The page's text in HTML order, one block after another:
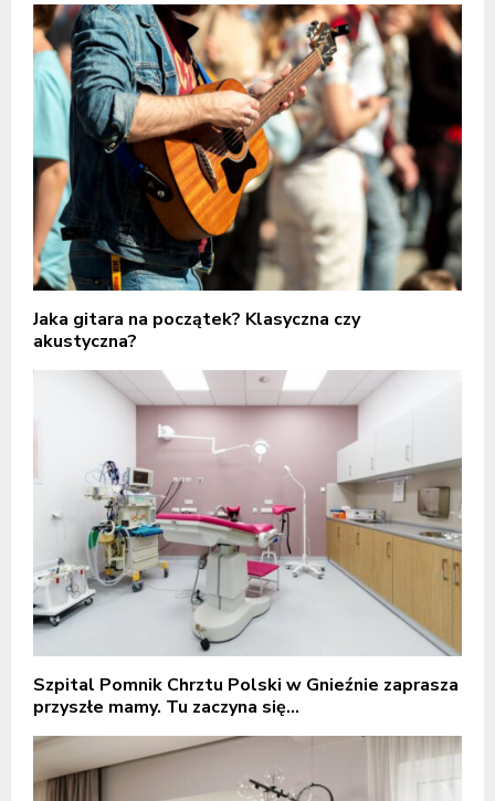
Jaka gitara na początek? Klasyczna czy
akustyczna?
Szpital Pomnik Chrztu Polski w Gnieźnie zaprasza
przyszłe mamy. Tu zaczyna się...